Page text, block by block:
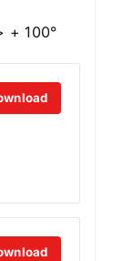
+ 100°